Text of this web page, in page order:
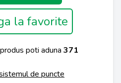
la favorite
poti aduna 371
de puncte